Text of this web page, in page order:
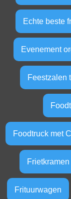
Echte beste
Evenement
Feestzalen
Foodtruck met
Frietkramen
Frituurwagen